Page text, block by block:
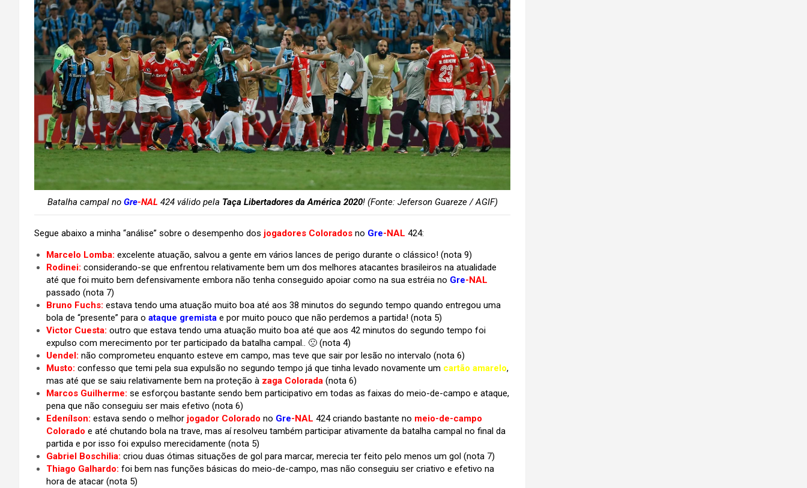
Batalha campal no Gre-NAL 424 válido pela Taça Libertadores da América 2020! (Fonte: Jeferson Guareze / AGIF)
Segue abaixo a minha “análise” sobre o desempenho dos jogadores Colorados no Gre-NAL 424:
Marcelo Lomba: excelente atuação, salvou a gente em vários lances de perigo durante o clássico! (nota 9)
Rodinei: considerando-se que enfrentou relativamente bem um dos melhores atacantes brasileiros na atualidade
até que foi muito bem defensivamente embora não tenha conseguido apoiar como na sua estréia no Gre-NAL
passado (nota 7)
Bruno Fuchs: estava tendo uma atuação muito boa até aos 38 minutos do segundo tempo quando entregou uma
bola de “presente” para o ataque gremista e por muito pouco que não perdemos a partida! (nota 5)
Victor Cuesta: outro que estava tendo uma atuação muito boa até que aos 42 minutos do segundo tempo foi
expulso com merecimento por ter participado da batalha campal.. 🙁 (nota 4)
Uendel: não comprometeu enquanto esteve em campo, mas teve que sair por lesão no intervalo (nota 6)
Musto: confesso que temi pela sua expulsão no segundo tempo já que tinha levado novamente um cartão amarelo,
mas até que se saiu relativamente bem na proteção à zaga Colorada (nota 6)
Marcos Guilherme: se esforçou bastante sendo bem participativo em todas as faixas do meio-de-campo e ataque,
pena que não conseguiu ser mais efetivo (nota 6)
Edenílson: estava sendo o melhor jogador Colorado no Gre-NAL 424 criando bastante no meio-de-campo
Colorado e até chutando bola na trave, mas aí resolveu também participar ativamente da batalha campal no final da
partida e por isso foi expulso merecidamente (nota 5)
Gabriel Boschilia: criou duas ótimas situações de gol para marcar, merecia ter feito pelo menos um gol (nota 7)
Thiago Galhardo: foi bem nas funções básicas do meio-de-campo, mas não conseguiu ser criativo e efetivo na
hora de atacar (nota 5)